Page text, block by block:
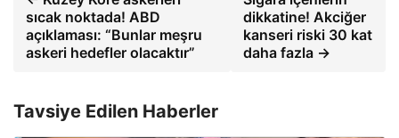
sıcak noktada! ABD
açıklaması: “Bunlar meşru
askeri hedefler olacaktır”
dikkatine! Akciğer
kanseri riski 30 kat
daha fazla →
Tavsiye Edilen Haberler